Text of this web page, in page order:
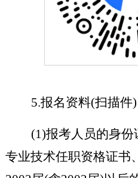
5.报名资料(扫描件)
(1)报考人员的身份
专业技术任职资格证书